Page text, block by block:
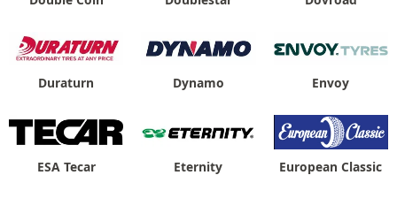
Duraturn Dynamo Envoy
ESA Tecar Eternity European Classic